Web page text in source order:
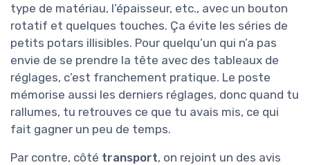
type de matériau, l’épaisseur, etc., avec un bouton
rotatif et quelques touches. Ça évite les séries de
petits potars illisibles. Pour quelqu’un qui n’a pas
envie de se prendre la tête avec des tableaux de
réglages, c’est franchement pratique. Le poste
mémorise aussi les derniers réglages, donc quand tu
rallumes, tu retrouves ce que tu avais mis, ce qui
fait gagner un peu de temps.
Par contre, côté transport, on rejoint un des avis